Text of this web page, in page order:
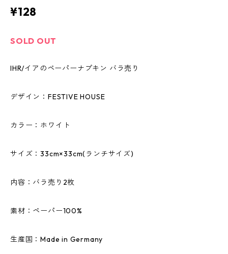
¥128
SOLD OUT
IHR/イアのペーパーナプキン バラ売り
デザイン：FESTIVE HOUSE
カラー：ホワイト
サイズ：33cm×33cm(ランチサイズ)
内容：バラ売り2枚
素材：ペーパー100%
生産国：Made in Germany